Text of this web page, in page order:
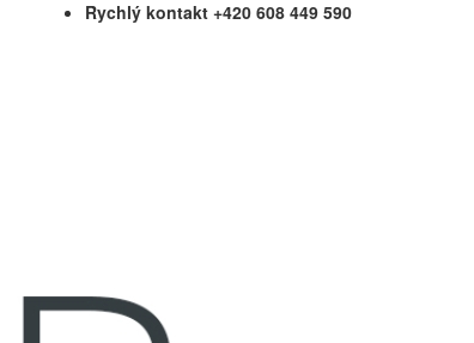
Rychlý kontakt +420 608 449 590